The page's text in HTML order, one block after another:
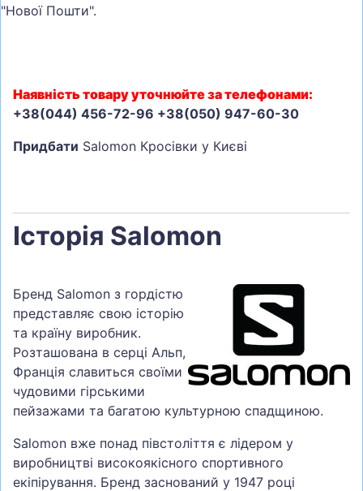
"Нової Пошти".
Наявність товару уточнюйте за телефонами:
+38(044) 456-72-96 +38(050) 947-60-30
Придбати Salomon Кросівки у Києві
Історія Salomon
Бренд Salomon з гордістю
представляє свою історію
та країну виробник.
Розташована в серці Альп,
Франція славиться своїми
чудовими гірськими
пейзажами та багатою культурною спадщиною.
Salomon вже понад півстоліття є лідером у
виробництві високоякісного спортивного
екіпірування. Бренд заснований у 1947 році